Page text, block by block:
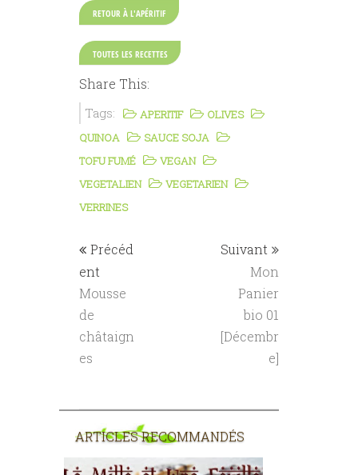
RETOUR À L'APÉRITIF
TOUTES LES RECETTES
Share This:
Tags: APERITIF
OLIVES
QUINOA
SAUCE SOJA
TOFU FUMÉ
VEGAN
VEGETALIEN
VEGETARIEN
VERRINES
Précéd
ent
Mousse
de
châtaign
es
Suivant
Mon
Panier
bio 01
[Décembr
e]
ARTICLES RECOMMANDÉS